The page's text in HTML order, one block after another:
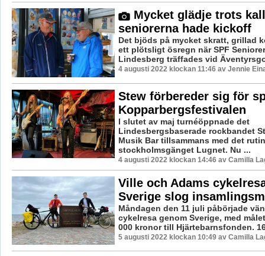
Mycket glädje trots
seniorerna hade kickoff
Det bjöds på mycket skratt, grillad
ett plötsligt ösregn när SPF
Lindesberg träffades vid
4 augusti 2022 klockan 11:46 av Jennie
Stew förbereder sig för
Kopparbergsfestivalen
I slutet av maj turnéöppnade det
Lindesbergsbaserade rockbandet
Musik Bar tillsammans med det
stockholmsgänget Lugnet. Nu ...
4 augusti 2022 klockan 14:46 av Camilla
Ville och Adams
Sverige slog
Måndagen den 11 juli påbörjade
cykelresa genom Sverige, med
000 kronor till Hjärtebarnsfonden.
5 augusti 2022 klockan 10:49 av Camilla